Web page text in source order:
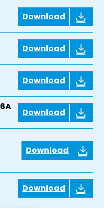
Download
Download
Download
Download
Download
Download